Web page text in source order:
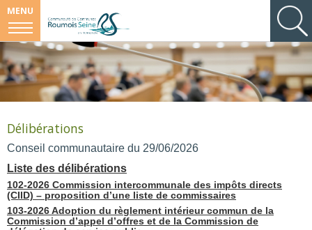
MENU
Délibérations
Conseil communautaire du 29/06/2026
Liste des délibérations
102-2026 Commission intercommunale des impôts directs
(CIID) – proposition d’une liste de commissaires
103-2026 Adoption du règlement intérieur commun de la
Commission d’appel d’offres et de la Commission de